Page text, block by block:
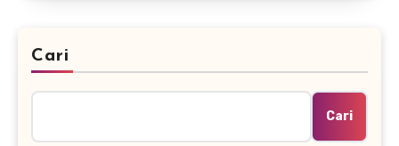
Cari
Cari